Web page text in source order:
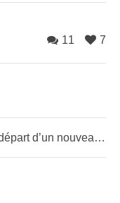
7
11
Top départ d’un nouveau supercycle sur les biotechs